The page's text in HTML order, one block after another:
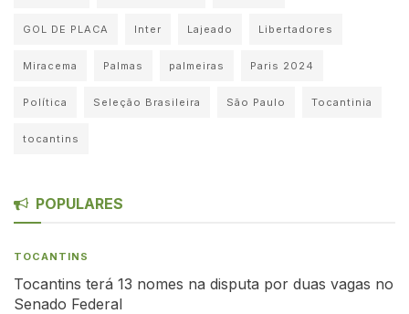
GOL DE PLACA Inter Lajeado Libertadores
Miracema Palmas palmeiras Paris 2024
Política Seleção Brasileira São Paulo Tocantinia
tocantins
POPULARES
TOCANTINS
Tocantins terá 13 nomes na disputa por duas vagas no
Senado Federal